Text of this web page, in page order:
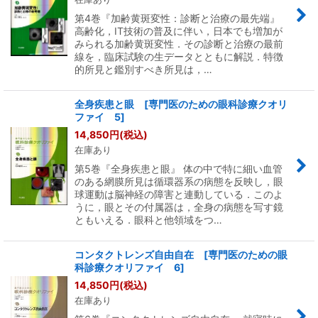
第4巻『加齢黄斑変性：診断と治療の最先端』
高齢化，IT技術の普及に伴い，日本でも増加が
みられる加齢黄斑変性．その診断と治療の最前
線を，臨床試験の生データとともに解説．特徴
的所見と鑑別すべき所見は，…
全身疾患と眼 [専門医のための眼科診療クオリ
ファイ 5]
14,850円(税込)
在庫あり
第5巻『全身疾患と眼』 体の中で特に細い血管
のある網膜所見は循環器系の病態を反映し，眼
球運動は脳神経の障害と連動している．このよ
うに，眼とその付属器は，全身の病態を写す鏡
ともいえる．眼科と他領域をつ…
コンタクトレンズ自由自在 [専門医のための眼
科診療クオリファイ 6]
14,850円(税込)
在庫あり